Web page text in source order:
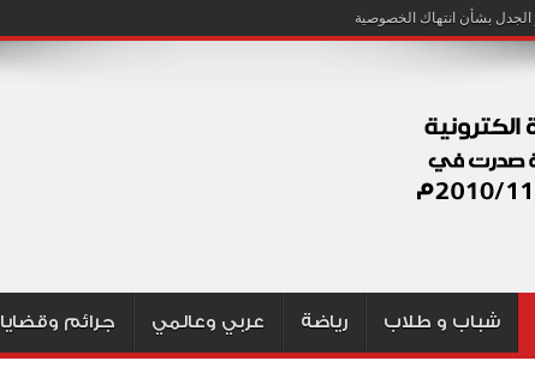
شباب و طلاب رياضة عربي وعالمي جرائم وقضايا